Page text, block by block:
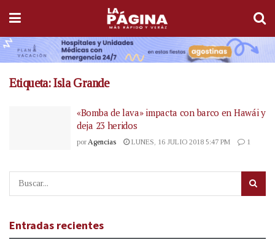
Etiqueta:Isla Grande
«Bomba de lava» impacta con barco en Hawái y
deja 23 heridos
por Agencias LUNES, 16 JULIO 2018 5:47 PM 1
Entradas recientes